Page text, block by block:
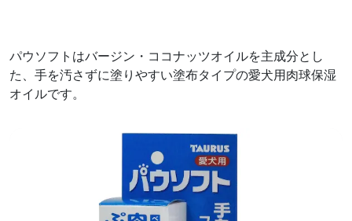
パウソフトはバージン・ココナッツオイルを主成分とし
た、手を汚さずに塗りやすい塗布タイプの愛犬用肉球保湿
オイルです。